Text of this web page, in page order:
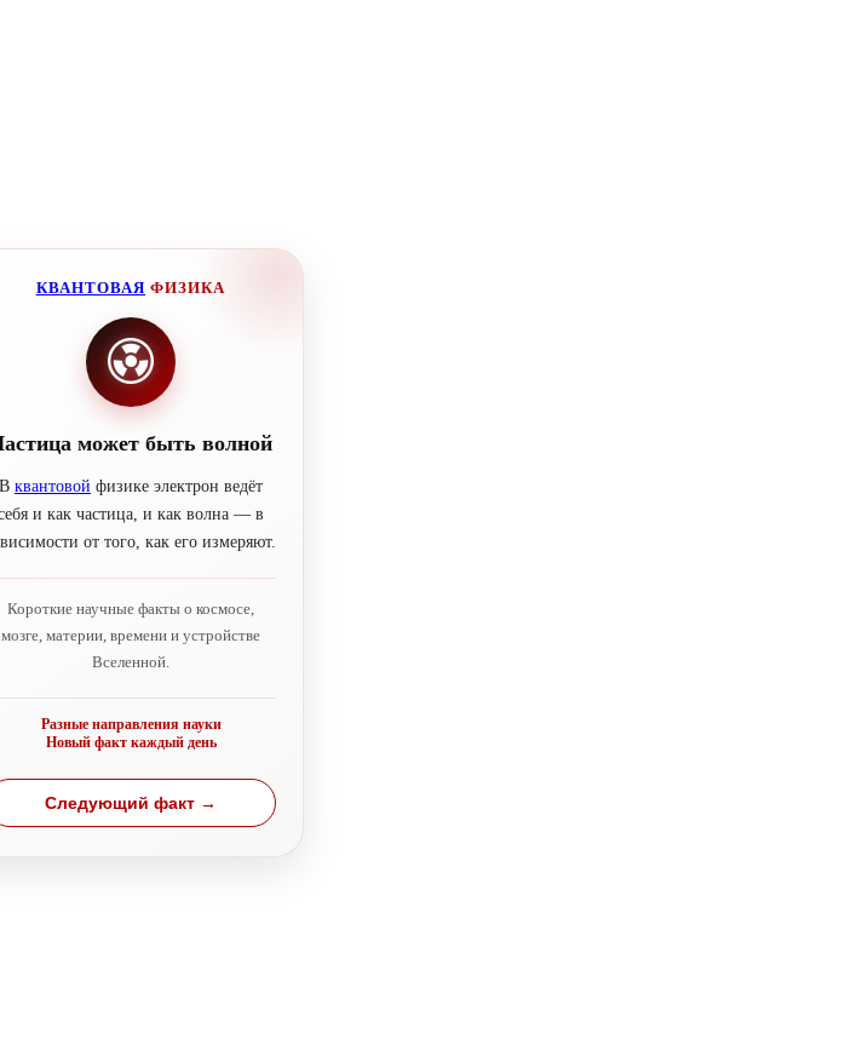
КВАНТОВАЯ ФИЗИКА
может быть волной
В квантовой физике электрон ведёт
и как частица, и как волна — в
от того, как его измеряют.
Короткие научные факты о космосе,
мозге, материи, времени и устройстве
Вселенной.
Разные направления науки
Новый факт каждый день
Следующий факт →